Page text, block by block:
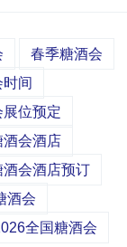
春季糖酒会
间
位预定
酒会酒店
酒会酒店预订
酒会
全国糖酒会